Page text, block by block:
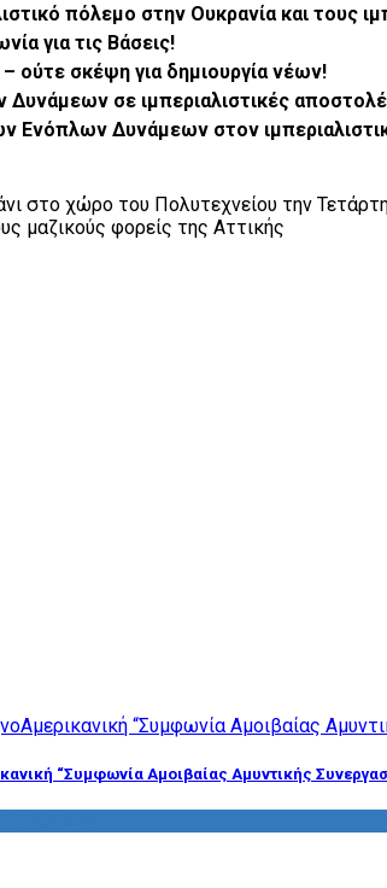
πόλεμο στην Ουκρανία και τους
για τις Βάσεις!
ούτε σκέψη για δημιουργία νέων!
σε ιμπεριαλιστικές
Ενόπλων Δυνάμεων στον
στο χώρο του Πολυτεχνείου την
μαζικούς φορείς της Αττικής
“Συμφωνία Αμοιβαίας Αμυντικής